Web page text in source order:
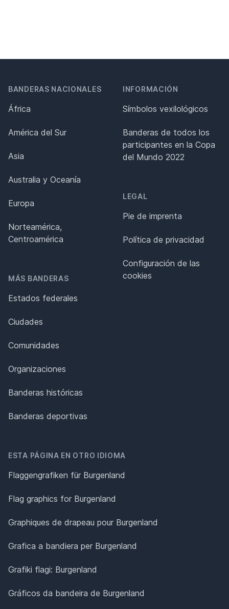
BANDERAS NACIONALES
África
América del Sur
Asia
Australia y Oceanía
Europa
Norteamérica,
Centroamérica
MÁS BANDERAS
Estados federales
Ciudades
Comunidades
Organizaciones
Banderas históricas
Banderas deportivas
INFORMACIÓN
Símbolos vexilológicos
Banderas de todos los
participantes en la Copa
del Mundo 2022
LEGAL
Pie de imprenta
Política de privacidad
Configuración de las
cookies
ESTA PÁGINA EN OTRO IDIOMA
Flaggengrafiken für Burgenland
Flag graphics for Burgenland
Graphiques de drapeau pour Burgenland
Grafica a bandiera per Burgenland
Grafiki flagi: Burgenland
Gráficos da bandeira de Burgenland